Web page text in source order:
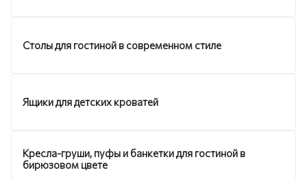
Столы для гостиной в современном стиле
Ящики для детских кроватей
Кресла-груши, пуфы и банкетки для гостиной в
бирюзовом цвете